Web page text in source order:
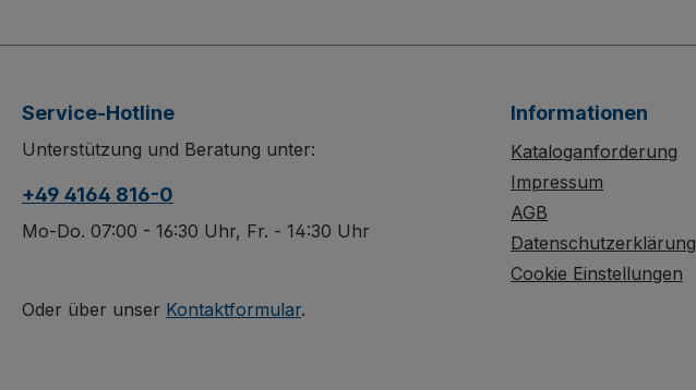
Service-Hotline
Unterstützung und Beratung unter:
+49 4164 816-0
Mo-Do. 07:00 - 16:30 Uhr, Fr. - 14:30 Uhr
Oder über unser Kontaktformular.
Informationen
Kataloganforderung
Impressum
AGB
Datenschutzerklärung
Cookie Einstellungen